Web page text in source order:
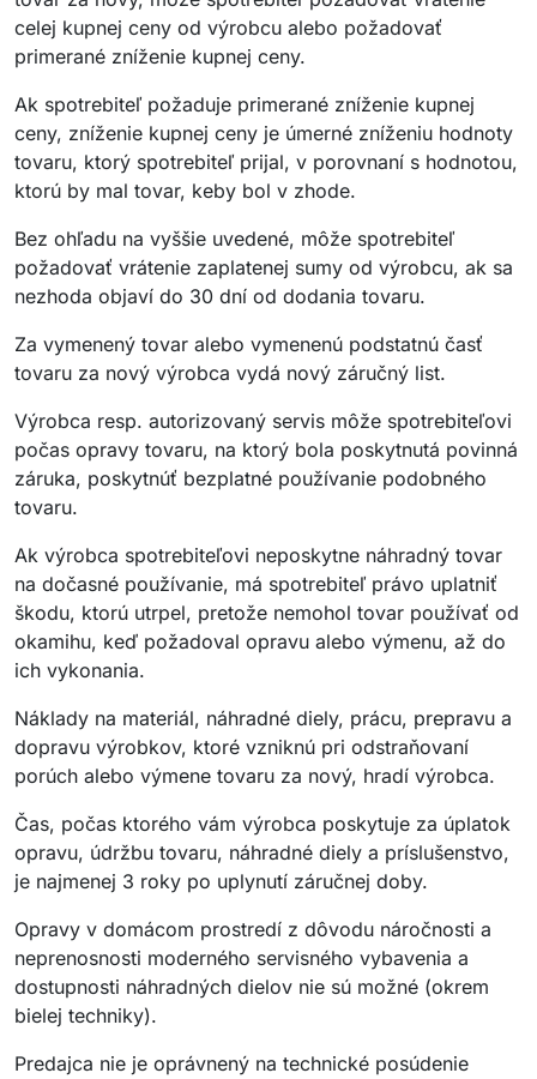
celej kupnej ceny od výrobcu alebo požadovať
primerané zníženie kupnej ceny.
Ak spotrebiteľ požaduje primerané zníženie kupnej
ceny, zníženie kupnej ceny je úmerné zníženiu hodnoty
tovaru, ktorý spotrebiteľ prijal, v porovnaní s hodnotou,
ktorú by mal tovar, keby bol v zhode.
Bez ohľadu na vyššie uvedené, môže spotrebiteľ
požadovať vrátenie zaplatenej sumy od výrobcu, ak sa
nezhoda objaví do 30 dní od dodania tovaru.
Za vymenený tovar alebo vymenenú podstatnú časť
tovaru za nový výrobca vydá nový záručný list.
Výrobca resp. autorizovaný servis môže spotrebiteľovi
počas opravy tovaru, na ktorý bola poskytnutá povinná
záruka, poskytnúť bezplatné používanie podobného
tovaru.
Ak výrobca spotrebiteľovi neposkytne náhradný tovar
na dočasné používanie, má spotrebiteľ právo uplatniť
škodu, ktorú utrpel, pretože nemohol tovar používať od
okamihu, keď požadoval opravu alebo výmenu, až do
ich vykonania.
Náklady na materiál, náhradné diely, prácu, prepravu a
dopravu výrobkov, ktoré vzniknú pri odstraňovaní
porúch alebo výmene tovaru za nový, hradí výrobca.
Čas, počas ktorého vám výrobca poskytuje za úplatok
opravu, údržbu tovaru, náhradné diely a príslušenstvo,
je najmenej 3 roky po uplynutí záručnej doby.
Opravy v domácom prostredí z dôvodu náročnosti a
neprenosnosti moderného servisného vybavenia a
dostupnosti náhradných dielov nie sú možné (okrem
bielej techniky).
Predajca nie je oprávnený na technické posúdenie